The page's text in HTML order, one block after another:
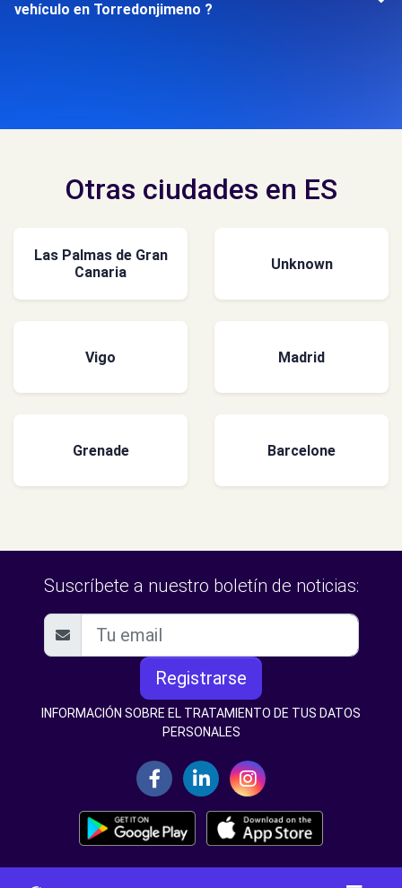
vehículo en Torredonjimeno ?
Otras ciudades en ES
Las Palmas de Gran
Canaria
Unknown
Vigo Madrid
Grenade Barcelone
Suscríbete a nuestro boletín de noticias:
Registrarse
INFORMACIÓN SOBRE EL TRATAMIENTO DE TUS DATOS
PERSONALES